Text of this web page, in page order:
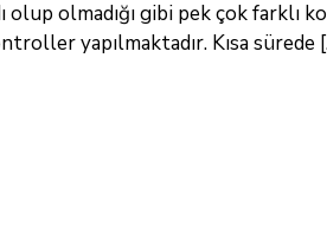
olup olmadığı gibi pek çok
yapılmaktadır. Kısa sürede